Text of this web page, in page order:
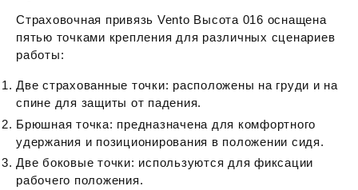
Страховочная привязь Vento Высота 016 оснащена
пятью точками крепления для различных сценариев
работы:
Две страхованные точки: расположены на груди и на
спине для защиты от падения.
Брюшная точка: предназначена для комфортного
удержания и позиционирования в положении сидя.
Две боковые точки: используются для фиксации
рабочего положения.